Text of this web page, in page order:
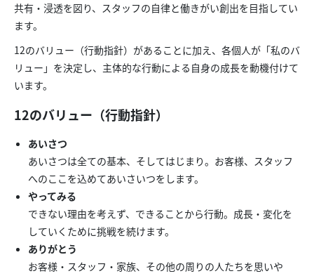
共有・浸透を図り、スタッフの自律と働きがい創出を目指してい
ます。
12のバリュー（行動指針）があることに加え、各個人が「私のバ
リュー」を決定し、主体的な行動による自身の成長を動機付けて
います。
12のバリュー（行動指針）
あいさつ
あいさつは全ての基本、そしてはじまり。お客様、スタッフ
へのここを込めてあいさいつをします。
やってみる
できない理由を考えず、できることから行動。成長・変化を
していくために挑戦を続けます。
ありがとう
お客様・スタッフ・家族、その他の周りの人たちを思いや